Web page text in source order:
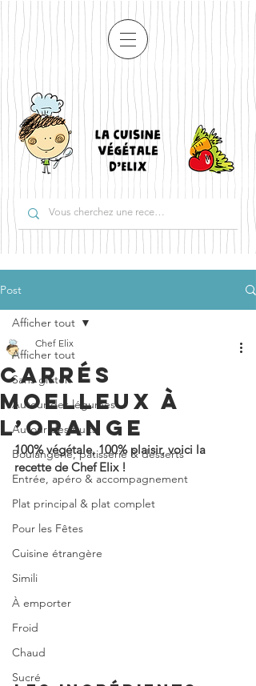
Post
Afficher tout
Sans gluten
Autour des légumes
Autour des fruits
Boulangerie, pâtisserie & desserts
Entrée, apéro & accompagnement
Plat principal & plat complet
Pour les Fêtes
Cuisine étrangère
Simili
À emporter
Froid
Chaud
Sucré
Afficher tout
CARRÉS
MOELLEUX À
L’ORANGE
Chef Elix
100% végétale, 100% plaisir, voici la
recette de Chef Elix !